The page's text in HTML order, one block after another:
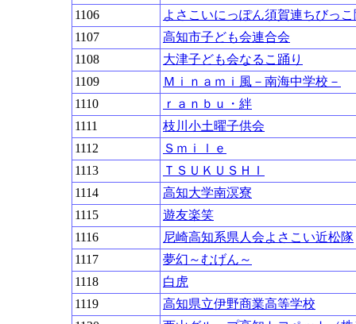
1106
よさこいにっぽん須賀連ちびっこ
1107
高知市子ども会連合会
1108
大津子ども会なるこ踊り
1109
Ｍｉｎａｍｉ風－南海中学校－
1110
ｒａｎｂｕ・絆
1111
枝川小土曜子供会
1112
Ｓｍｉｌｅ
1113
ＴＳＵＫＵＳＨＩ
1114
高知大学南溟寮
1115
遊友楽笑
1116
尼崎高知系県人会よさこい近松隊
1117
夢幻～むげん～
1118
白虎
1119
高知県立伊野商業高等学校